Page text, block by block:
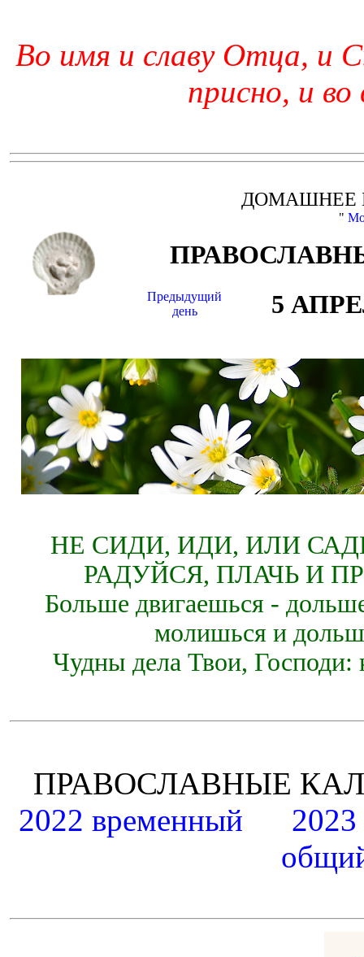
Во имя и славу Отца, и
присно, и во
ДОМАШНЕЕ
"
Предыдущий
день
5
НЕ СИДИ, ИДИ, ИЛИ
РАДУЙСЯ, ПЛАЧЬ И
Больше двигаешься -
молишься и
Чудны дела Твои, Господи:
ПРАВОСЛАВНЫЕ
2022 временный